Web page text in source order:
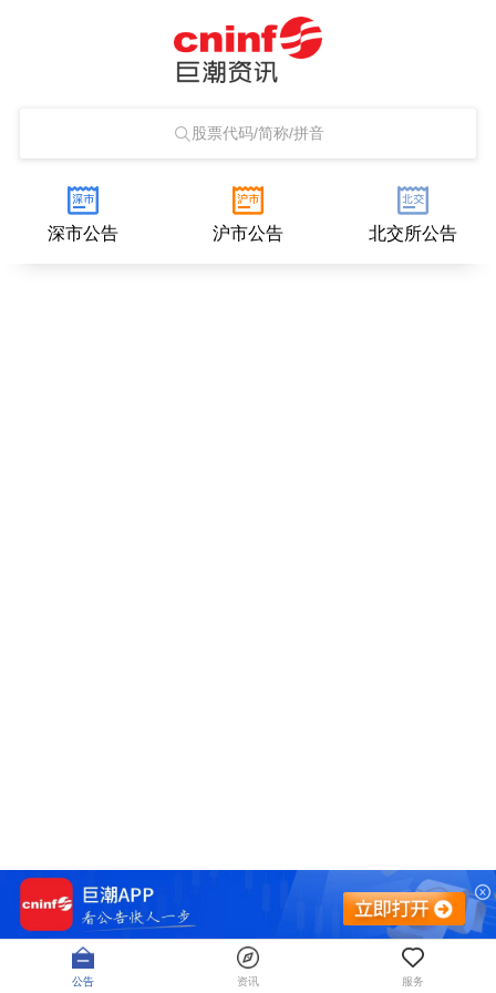
股票代码/简称/拼音
深市公告 沪市公告 北交所公告
公告 资讯 服务